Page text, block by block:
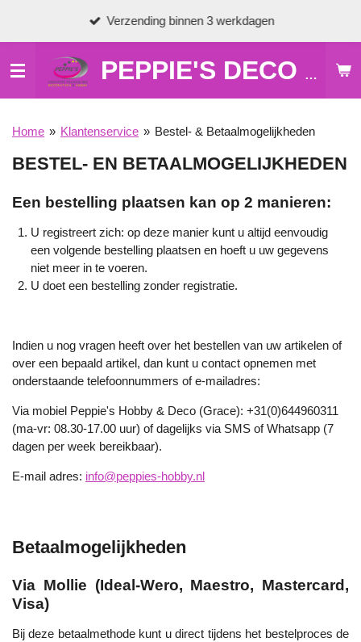
de
hoofdinhoud
PEPPIE'S DECO & HOBBY
Verzending binnen 3 werkdagen
Home » Klantenservice » Bestel- & Betaalmogelijkheden
BESTEL- EN BETAALMOGELIJKHEDEN
Een bestelling plaatsen kan op 2 manieren:
U registreert zich: op deze manier kunt u altijd eenvoudig
een volgende bestelling plaatsen en hoeft u uw gegevens
niet meer in te voeren.
U doet een bestelling zonder registratie.
Indien u nog vragen heeft over het bestellen van uw artikelen of
over een bepaald artikel, dan kunt u contact opnemen met
onderstaande telefoonnummers of e-mailadres:
Via mobiel Peppie's Hobby & Deco (Grace): +31(0)644960311
(ma-vr: 08.30-17.00 uur) of dagelijks via SMS of Whatsapp (7
dagen per week bereikbaar).
E-mail adres: info@peppies-hobby.nl
Betaalmogelijkheden
Via Mollie (Ideal-Wero, Maestro, Mastercard,
Visa)
Bij deze betaalmethode kunt u direct tijdens het bestelproces de